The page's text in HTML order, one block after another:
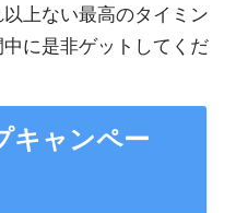
上ない最高のタイミン
に是非ゲットしてくだ
キャンペー